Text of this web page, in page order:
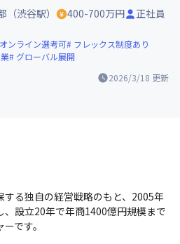
2026/3/18 更新
（渋谷駅） 400-700万円 正社員
オンライン選考可
フレックス制度あり
グローバル展開
る独自の経営戦略のもと、2005年
、設立20年で年商1400億円規模まで
です。